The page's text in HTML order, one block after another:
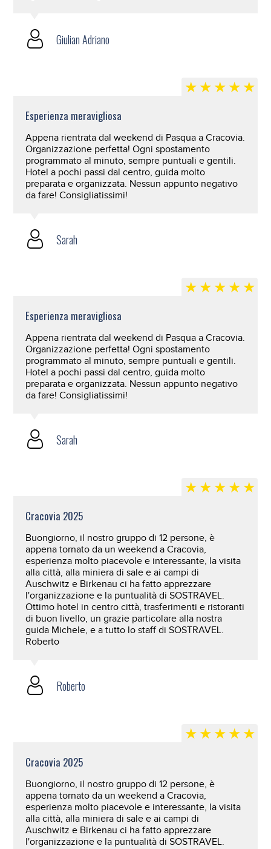
Giulian Adriano
Esperienza meravigliosa
Appena rientrata dal weekend di Pasqua a Cracovia.
Organizzazione perfetta! Ogni spostamento
programmato al minuto, sempre puntuali e gentili.
Hotel a pochi passi dal centro, guida molto
preparata e organizzata. Nessun appunto negativo
da fare! Consigliatissimi!
Sarah
Esperienza meravigliosa
Appena rientrata dal weekend di Pasqua a Cracovia.
Organizzazione perfetta! Ogni spostamento
programmato al minuto, sempre puntuali e gentili.
Hotel a pochi passi dal centro, guida molto
preparata e organizzata. Nessun appunto negativo
da fare! Consigliatissimi!
Sarah
Cracovia 2025
Buongiorno, il nostro gruppo di 12 persone, è
appena tornato da un weekend a Cracovia,
esperienza molto piacevole e interessante, la visita
alla città, alla miniera di sale e ai campi di
Auschwitz e Birkenau ci ha fatto apprezzare
l'organizzazione e la puntualità di SOSTRAVEL.
Ottimo hotel in centro città, trasferimenti e ristoranti
di buon livello, un grazie particolare alla nostra
guida Michele, e a tutto lo staff di SOSTRAVEL.
Roberto
Roberto
Cracovia 2025
Buongiorno, il nostro gruppo di 12 persone, è
appena tornato da un weekend a Cracovia,
esperienza molto piacevole e interessante, la visita
alla città, alla miniera di sale e ai campi di
Auschwitz e Birkenau ci ha fatto apprezzare
l'organizzazione e la puntualità di SOSTRAVEL.